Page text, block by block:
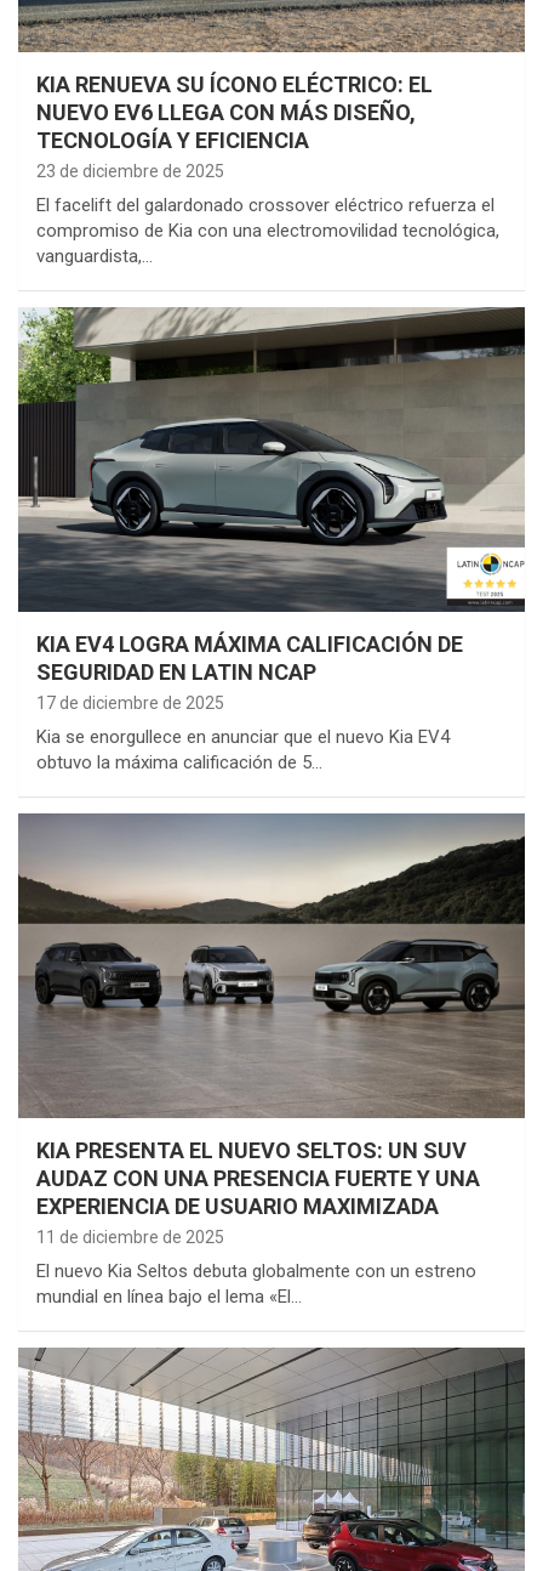
KIA RENUEVA SU ÍCONO ELÉCTRICO: EL
NUEVO EV6 LLEGA CON MÁS DISEÑO,
TECNOLOGÍA Y EFICIENCIA
23 de diciembre de 2025
El facelift del galardonado crossover eléctrico refuerza el
compromiso de Kia con una electromovilidad tecnológica,
vanguardista,…
KIA EV4 LOGRA MÁXIMA CALIFICACIÓN DE
SEGURIDAD EN LATIN NCAP
17 de diciembre de 2025
Kia se enorgullece en anunciar que el nuevo Kia EV4
obtuvo la máxima calificación de 5…
KIA PRESENTA EL NUEVO SELTOS: UN SUV
AUDAZ CON UNA PRESENCIA FUERTE Y UNA
EXPERIENCIA DE USUARIO MAXIMIZADA
11 de diciembre de 2025
El nuevo Kia Seltos debuta globalmente con un estreno
mundial en línea bajo el lema «El…